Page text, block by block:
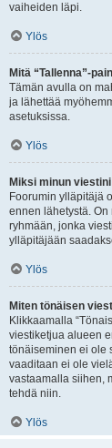
vaiheiden läpi.
Ylös
Mitä “Tallenna”-
Tämän avulla on
ja lähettää
asetuksissa.
Ylös
Miksi minun
Foorumin ylläpitäjä
ennen lähetystä.
ryhmään, jonka
ylläpitäjään
Ylös
Miten tönäisen
Klikkaamalla
viestiketjua alueen
tönäiseminen ei ole
vaaditaan ei ole
vastaamalla siihen,
tehdä niin.
Ylös